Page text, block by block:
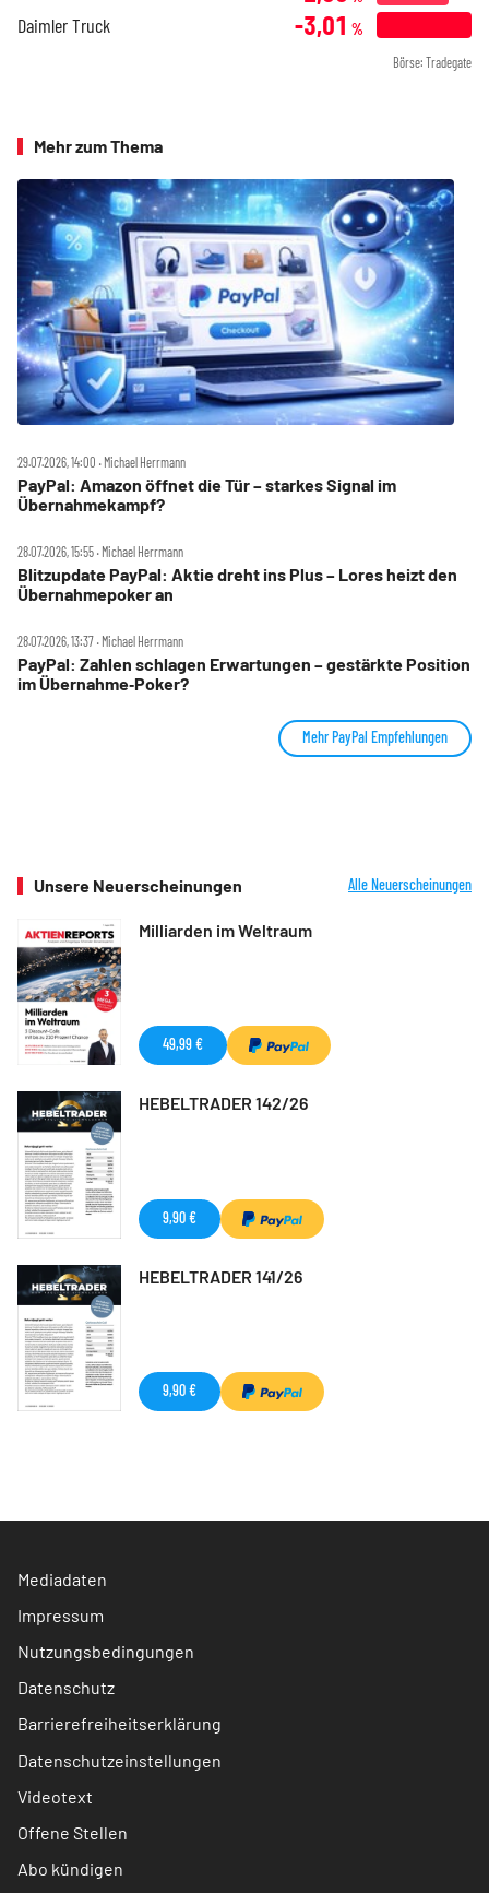
Daimler Truck -3,01 %
Börse: Tradegate
Mehr zum Thema
29.07.2026, 14:00 ‧ Michael Herrmann
PayPal: Amazon öffnet die Tür – starkes Signal im
Übernahmekampf?
28.07.2026, 15:55 ‧ Michael Herrmann
Blitzupdate PayPal: Aktie dreht ins Plus – Lores heizt den
Übernahmepoker an
28.07.2026, 13:37 ‧ Michael Herrmann
PayPal: Zahlen schlagen Erwartungen – gestärkte Position
im Übernahme‑Poker?
Mehr PayPal Empfehlungen
Unsere Neuerscheinungen Alle Neuerscheinungen
Milliarden im Weltraum
49,99 €
HEBELTRADER 142/26
9,90 €
HEBELTRADER 141/26
9,90 €
Mediadaten
Impressum
Nutzungsbedingungen
Datenschutz
Barrierefreiheitserklärung
Datenschutzeinstellungen
Videotext
Offene Stellen
Abo kündigen